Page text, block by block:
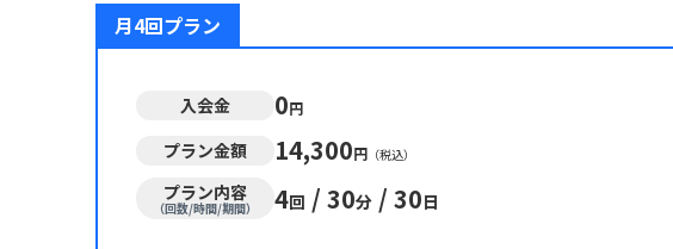
月4回プラン
入会金 0円
プラン金額 14,300円 （税込）
プラン内容
（回数/時間/期間） 4回 / 30分 / 30日